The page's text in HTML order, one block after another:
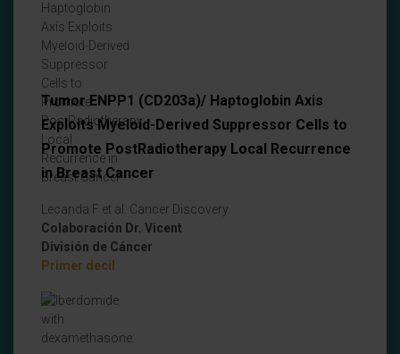
Tumor ENPP1 (CD203a)/ Haptoglobin Axis
Exploits Myeloid-Derived Suppressor Cells to
Promote PostRadiotherapy Local Recurrence
in Breast Cancer
Lecanda F et al. Cancer Discovery.
Colaboración Dr. Vicent
División de Cáncer
Primer decil